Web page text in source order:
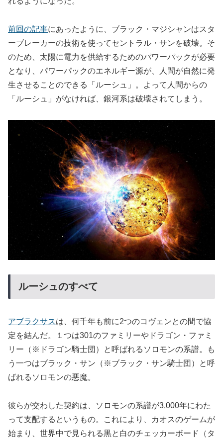
前回の記事にあったように、ブラック・マジシャンはスタ
ーブレーカーの技術を使ってセントラル・サンを破壊。そ
のため、太陽に電力を供給するためのパワーパックが必要
となり、パワーパックのエネルギー源が、人間が自然に発
生させることのできる「ルーシュ」。よって人間からの
「ルーシュ」がなければ、銀河系は破壊されてしまう。
ルーシュのすべて
アブラクサスは、何千年も前に2つのコヴェンとの間で協
定を結んだ。１つは301のファミリーやドラゴン・ファミ
リー（※ドラゴン騎士団）と呼ばれるソロモンの系譜。も
う一つはブラック・サン（※ブラック・サン騎士団）と呼
ばれるソロモンの悪魔。
彼らが交わした契約は、ソロモンの系譜が3,000年にわた
って支配するというもの。これにより、カオスのゲームが
始まり、世界中で見られる黒と白のチェッカーボード（タ